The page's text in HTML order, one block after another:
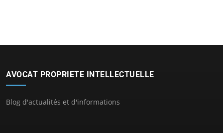
AVOCAT PROPRIETE INTELLECTUELLE
Blog d'actualités et d'informations